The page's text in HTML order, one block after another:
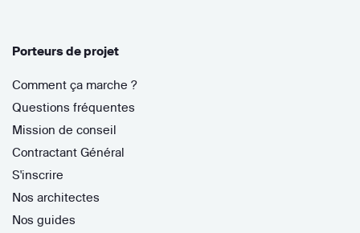
Porteurs de projet
Comment ça marche ?
Questions fréquentes
Mission de conseil
Contractant Général
S'inscrire
Nos architectes
Nos guides